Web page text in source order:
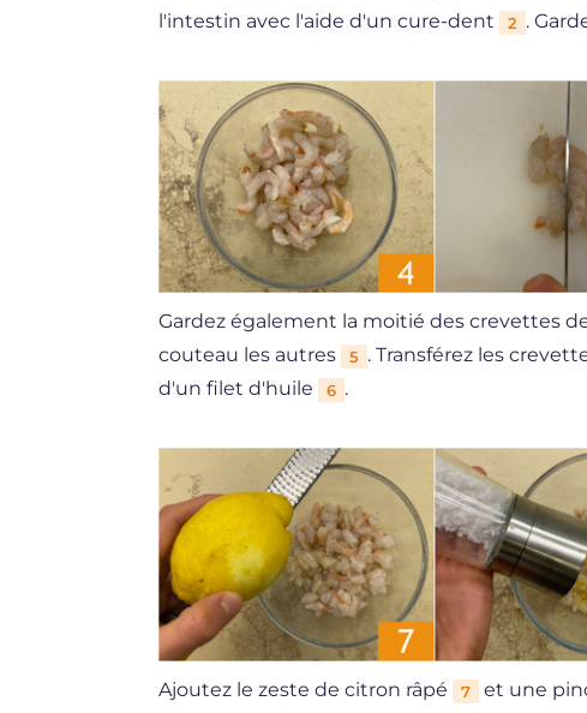
l'intestin avec l'aide d'un cure-dent
2 .
Gardez également la moitié des crevettes
couteau les autres
5 . Transférez les
d'un filet d'huile
6 .
Ajoutez le zeste de citron râpé 7 et une